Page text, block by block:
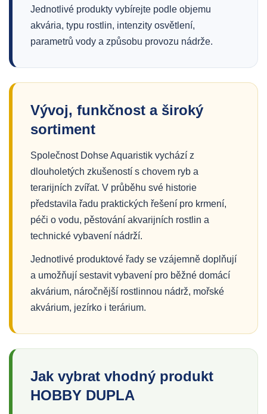
Jednotlivé produkty vybírejte podle objemu
akvária, typu rostlin, intenzity osvětlení,
parametrů vody a způsobu provozu nádrže.
Vývoj, funkčnost a široký
sortiment
Společnost Dohse Aquaristik vychází z
dlouholetých zkušeností s chovem ryb a
terarijních zvířat. V průběhu své historie
představila řadu praktických řešení pro krmení,
péči o vodu, pěstování akvarijních rostlin a
technické vybavení nádrží.
Jednotlivé produktové řady se vzájemně doplňují
a umožňují sestavit vybavení pro běžné domácí
akvárium, náročnější rostlinnou nádrž, mořské
akvárium, jezírko i terárium.
Jak vybrat vhodný produkt
HOBBY DUPLA